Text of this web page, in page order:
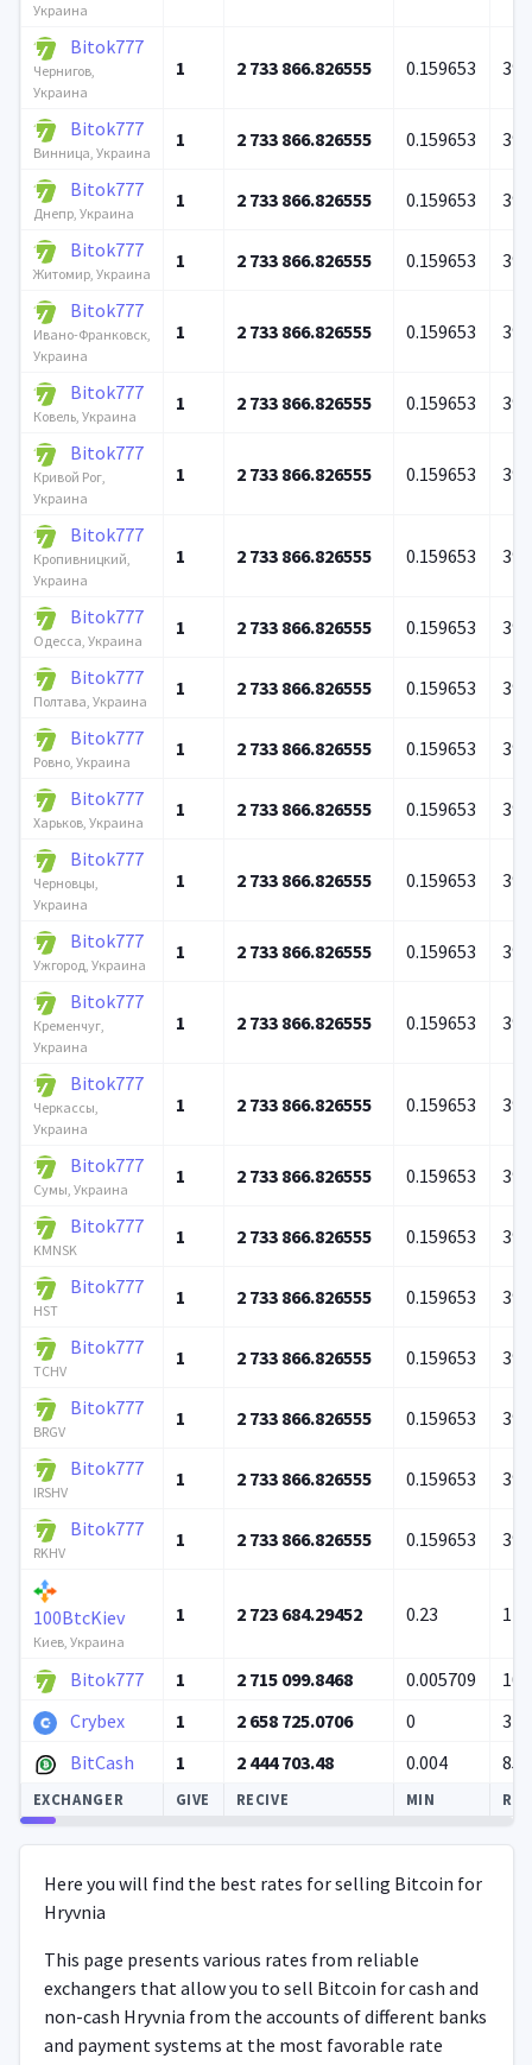
Украина
Bitok777
Чернигов,
Украина
1 2 733 866.826555 0.159653 39
Bitok777
Винница, Украина
1 2 733 866.826555 0.159653 39
Bitok777
Днепр, Украина
1 2 733 866.826555 0.159653 39
Bitok777
Житомир, Украина
1 2 733 866.826555 0.159653 39
Bitok777
Ивано-Франковск,
Украина
1 2 733 866.826555 0.159653 39
Bitok777
Ковель, Украина
1 2 733 866.826555 0.159653 39
Bitok777
Кривой Рог,
Украина
1 2 733 866.826555 0.159653 39
Bitok777
Кропивницкий,
Украина
1 2 733 866.826555 0.159653 39
Bitok777
Одесса, Украина
1 2 733 866.826555 0.159653 39
Bitok777
Полтава, Украина
1 2 733 866.826555 0.159653 39
Bitok777
Ровно, Украина
1 2 733 866.826555 0.159653 39
Bitok777
Харьков, Украина
1 2 733 866.826555 0.159653 39
Bitok777
Черновцы,
Украина
1 2 733 866.826555 0.159653 39
Bitok777
Ужгород, Украина
1 2 733 866.826555 0.159653 39
Bitok777
Кременчуг,
Украина
1 2 733 866.826555 0.159653 39
Bitok777
Черкассы,
Украина
1 2 733 866.826555 0.159653 39
Bitok777
Сумы, Украина
1 2 733 866.826555 0.159653 39
Bitok777
KMNSK
1 2 733 866.826555 0.159653 39
Bitok777
HST
1 2 733 866.826555 0.159653 39
Bitok777
TCHV
1 2 733 866.826555 0.159653 39
Bitok777
BRGV
1 2 733 866.826555 0.159653 39
Bitok777
IRSHV
1 2 733 866.826555 0.159653 39
Bitok777
RKHV
1 2 733 866.826555 0.159653 39
100BtcKiev
Киев, Украина
1 2 723 684.29452 0.23 12
Bitok777 1 2 715 099.8468 0.005709
Crybex
1 2 658 725.0706 0
3
BitCash
1 2 444 703.48 0.004 85
EXCHANGER GIVE RECIVE MIN
Autoupdate
Here you will find the best rates for selling Bitcoin for
Hryvnia
This page presents various rates from reliable
exchangers that allow you to sell Bitcoin for cash and
non-cash Hryvnia from the accounts of different banks
and payment systems at the most favorable rate